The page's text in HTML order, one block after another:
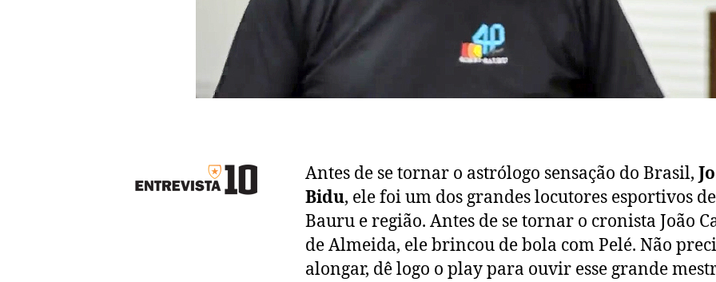
Antes de se tornar o astrólogo sensação do Brasil,
Bidu, ele foi um dos grandes locutores esportivos de
Bauru e região. Antes de se tornar o cronista João
de Almeida, ele brincou de bola com Pelé. Não
alongar, dê logo o play para ouvir esse grande